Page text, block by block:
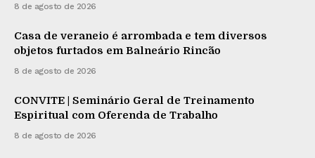
8 de agosto de 2026
Casa de veraneio é arrombada e tem diversos
objetos furtados em Balneário Rincão
8 de agosto de 2026
CONVITE | Seminário Geral de Treinamento
Espiritual com Oferenda de Trabalho
8 de agosto de 2026